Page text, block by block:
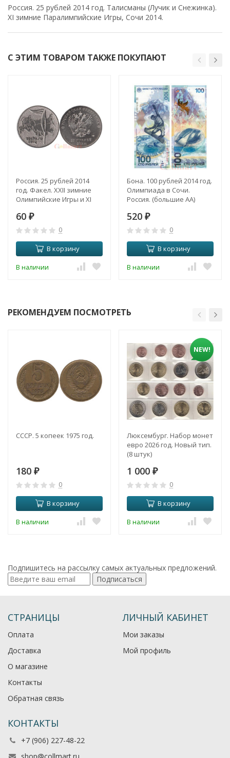
Россия. 25 рублей 2014 год. Талисманы (Лучик и Снежинка).
XI зимние Паралимпийские Игры, Сочи 2014.
С ЭТИМ ТОВАРОМ ТАКЖЕ ПОКУПАЮТ
Россия. 25 рублей 2014
год. Факел. XXII зимние
Олимпийские Игры и XI
Игры, Сочи 2014.
60 ₽
0
В корзину
В наличии
Бона. 100 рублей 2014 год.
Олимпиада в Сочи.
Россия. (большие АА)
520 ₽
0
В корзину
В наличии
РЕКОМЕНДУЕМ ПОСМОТРЕТЬ
СССР. 5 копеек 1975 год.
180 ₽
0
В корзину
В наличии
NEW!
Люксембург. Набор монет
евро 2026 год. Новый тип.
(8 штук)
1 000 ₽
0
В корзину
В наличии
Подпишитесь на рассылку самых актуальных предложений.
Подписаться
СТРАНИЦЫ
Оплата
Доставка
О магазине
Контакты
Обратная связь
ЛИЧНЫЙ КАБИНЕТ
Мои заказы
Мой профиль
КОНТАКТЫ
+7 (906) 227-48-22